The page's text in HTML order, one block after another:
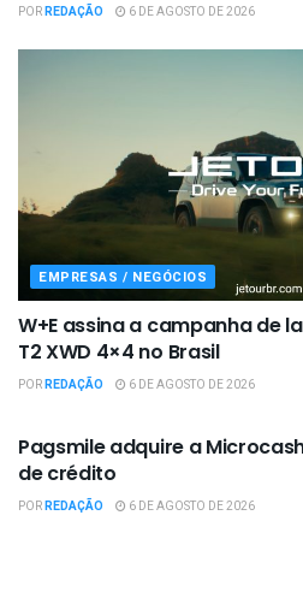
PORREDAÇÃO 6 DE AGOSTO DE 2026
EMPRESAS / NEGÓCIOS
W+E assina a campanha de
T2 XWD 4×4 no Brasil
PORREDAÇÃO 6 DE AGOSTO DE 2026
Pagsmile adquire a
de crédito
PORREDAÇÃO 6 DE AGOSTO DE 2026